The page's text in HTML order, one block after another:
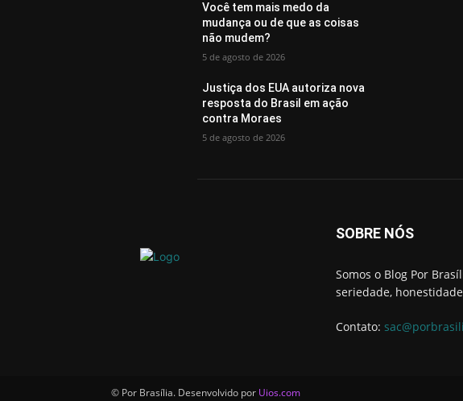
Você tem mais medo da
mudança ou de que as coisas
não mudem?
5 de agosto de 2026
Justiça dos EUA autoriza nova
resposta do Brasil em ação
contra Moraes
5 de agosto de 2026
SOBRE NÓS
Somos o Blog Por
seriedade,
Contato:
© Por Brasília. Desenvolvido por Uios.com